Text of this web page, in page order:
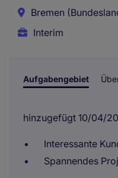
Bremen
Interim
Aufgabengebiet
hinzugefügt 10/04/
Interessante
Spannendes